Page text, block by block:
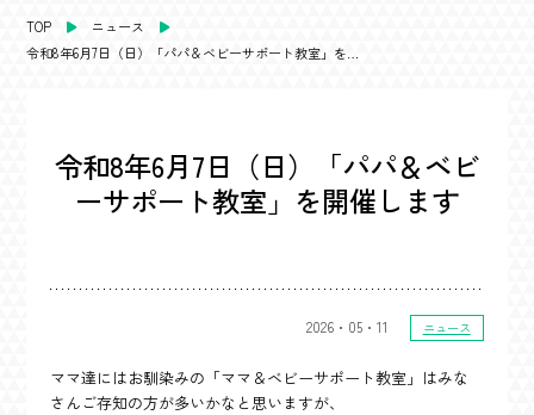
施設情報
よくある質問
ニュース
TOP
ニュース
令和8年6月7日（日）「パパ＆ベビ
ーサポート教室」を開催します
2026・05・11 ニュース
ママ達にはお馴染みの「ママ＆ベビーサポート教室」はみな
さんご存知の方が多いかなと思いますが、